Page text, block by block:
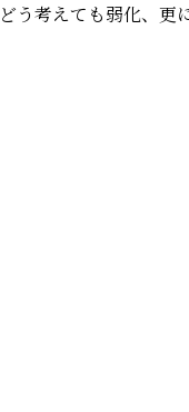
う考えても弱化、更